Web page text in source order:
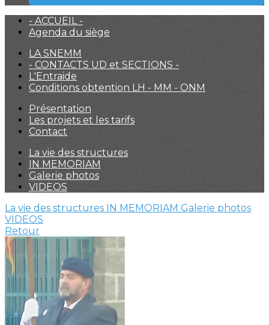
- ACCUEIL -
Agenda du siège
LA SNEMM
- CONTACTS UD et SECTIONS -
L'Entraide
Conditions obtention LH - MM - ONM
Présentation
Les projets et les tarifs
Contact
La vie des structures
IN MEMORIAM
Galerie photos
VIDEOS
La vie des structures IN MEMORIAM Galerie photos
VIDEOS
Retour